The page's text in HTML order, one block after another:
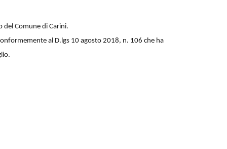
del Comune di Carini.
al D.lgs 10 agosto 2018, n. 106 che ha